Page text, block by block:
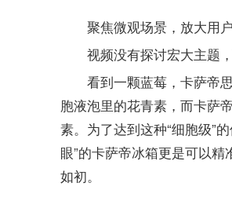
聚焦微观场景，放大用
视频没有探讨宏大主题
看到一颗蓝莓，卡萨帝
胞液泡里的花青素，而卡萨
素。为了达到这种“细胞级”
眼”的卡萨帝冰箱更是可以
如初。